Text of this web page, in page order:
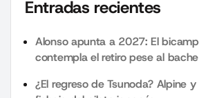
Entradas recientes
Alonso apunta a 2027: El
contempla el retiro pese al
¿El regreso de Tsunoda? Alpine